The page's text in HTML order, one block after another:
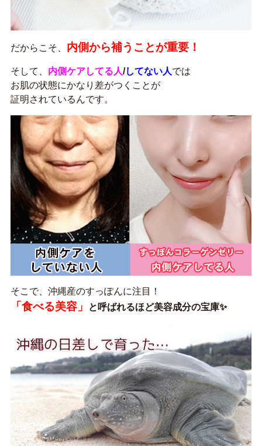
だからこそ、 内側から補うことが重要！
そして、 内側ケアしてる人/してない人では
お肌の状態にかなり差がつくことが
証明されているんです。
そこで、沖縄産のすっぽんに注目！
「食べる美容」 と呼ばれるほど美容成分の宝庫✨